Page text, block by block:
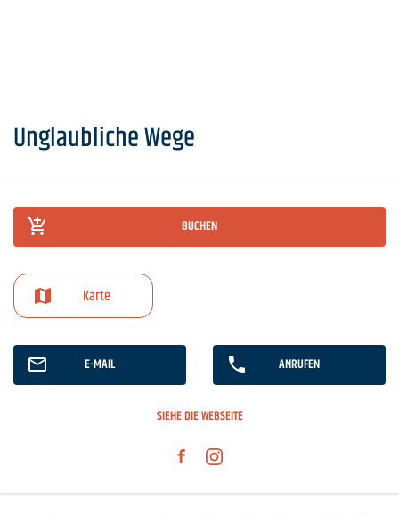
Unglaubliche Wege
BUCHEN
Karte
E-MAIL ANRUFEN
SIEHE DIE WEBSEITE